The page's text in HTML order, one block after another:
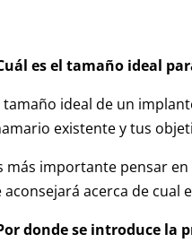
es el tamaño ideal
tamaño ideal de un
existente y tus
más importante pensar
aconsejará acerca de cual
donde se introduce la